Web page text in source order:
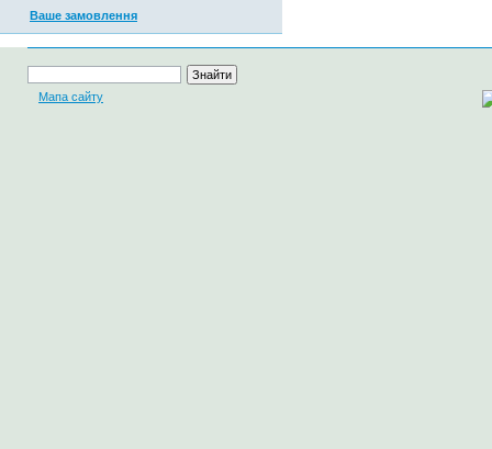
Ваше замовлення
Мапа сайту